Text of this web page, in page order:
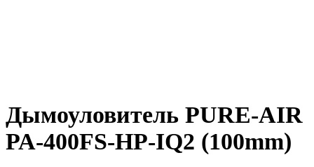
Дымоуловитель PURE-AIR
PA-400FS-HP-IQ2 (100mm)